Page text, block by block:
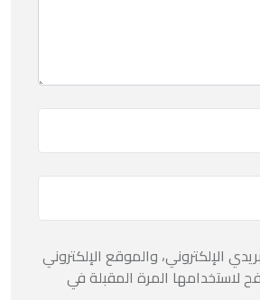
الإلكتروني، والموقع الإلكتروني
لاستخدامها المرة المقبلة في